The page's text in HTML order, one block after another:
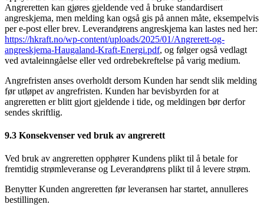
Angreretten kan gjøres gjeldende ved å bruke standardisert
angreskjema, men melding kan også gis på annen måte, eksempelvis
per e-post eller brev. Leverandørens angreskjema kan lastes ned her:
https://hkraft.no/wp-content/uploads/2025/01/Angrerett-og-
angreskjema-Haugaland-Kraft-Energi.pdf, og følger også vedlagt
ved avtaleinngåelse eller ved ordrebekreftelse på varig medium.
Angrefristen anses overholdt dersom Kunden har sendt slik melding
før utløpet av angrefristen. Kunden har bevisbyrden for at
angreretten er blitt gjort gjeldende i tide, og meldingen bør derfor
sendes skriftlig.
9.3 Konsekvenser ved bruk av angrerett
Ved bruk av angreretten opphører Kundens plikt til å betale for
fremtidig strømleveranse og Leverandørens plikt til å levere strøm.
Benytter Kunden angreretten før leveransen har startet, annulleres
bestillingen.